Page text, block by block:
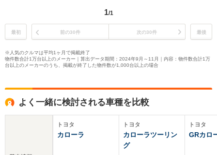
1/1
最初 前の30件 次の30件 最後
※人気のクルマは平均1ヶ月で掲載終了
物件数合計1万台以上のメーカー｜算出データ期間：2024年9月～11月｜内容：物件数合計1万
台以上のメーカーのうち、掲載が終了した物件数が1,000台以上の場合
よく一緒に検討される車種を比較
トヨタ
カローラ
トヨタ
カローラツーリン
グ
トヨタ
GRカロ